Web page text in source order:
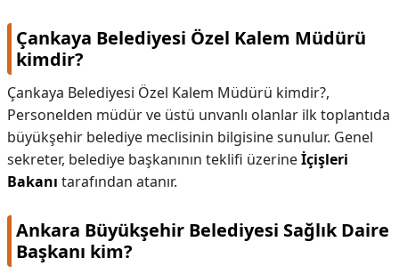
Çankaya Belediyesi Özel Kalem Müdürü
kimdir?
Çankaya Belediyesi Özel Kalem Müdürü kimdir?,
Personelden müdür ve üstü unvanlı olanlar ilk toplantıda
büyükşehir belediye meclisinin bilgisine sunulur. Genel
sekreter, belediye başkanının teklifi üzerineİçişleri
Bakanı tarafından atanır.
Ankara Büyükşehir Belediyesi Sağlık Daire
Başkanı kim?